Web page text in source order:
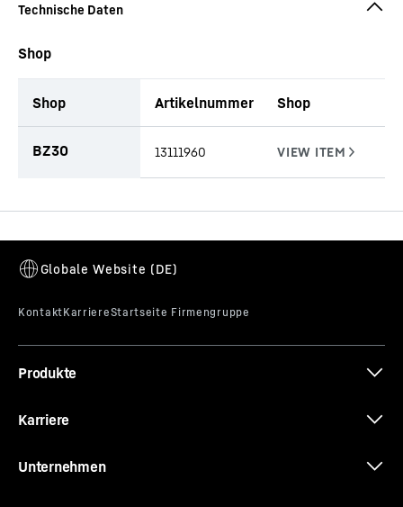
Shop
Shop Artikelnummer Shop
BZ30 13111960
Produkte
Karriere
Unternehmen